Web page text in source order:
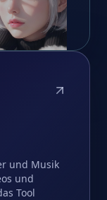
und Musik
und
Tool